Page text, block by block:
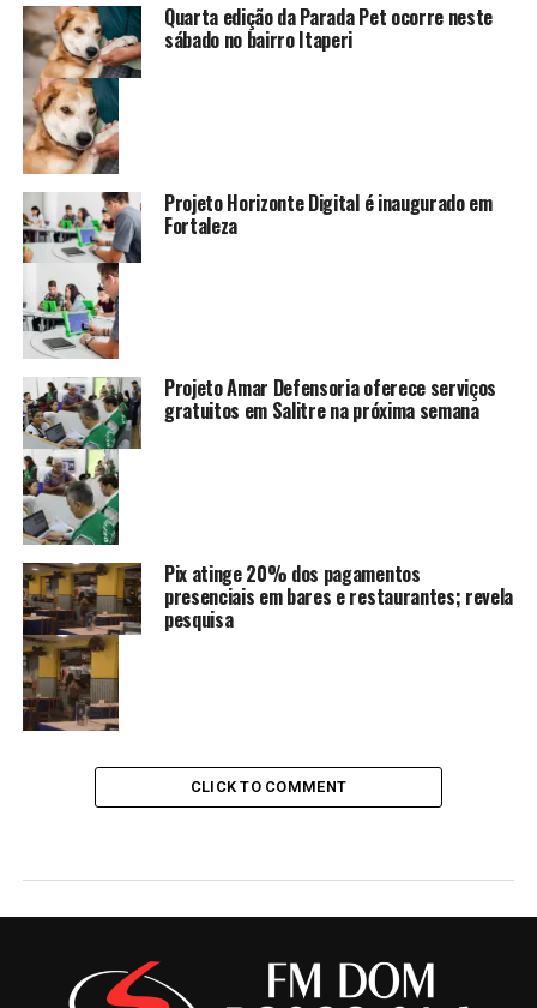
Quarta edição da Parada Pet ocorre neste
sábado no bairro Itaperi
Projeto Horizonte Digital é inaugurado em
Fortaleza
Projeto Amar Defensoria oferece serviços
gratuitos em Salitre na próxima semana
Pix atinge 20% dos pagamentos
presenciais em bares e restaurantes; revela
pesquisa
CLICK TO COMMENT